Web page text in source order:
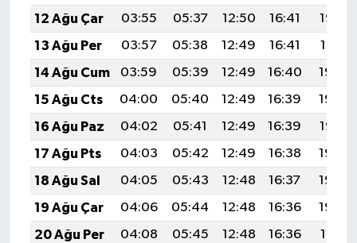
12 Ağu Çar
03:55 05:37 12:50 16:41
19:52
13 Ağu Per
03:57 05:38 12:49 16:41
19:51
14 Ağu Cum
03:59 05:39 12:49 16:40
19:50
15 Ağu Cts
04:00 05:40 12:49 16:39
19:48
16 Ağu Paz
04:02 05:41 12:49 16:39
19:47
17 Ağu Pts
04:03 05:42 12:49 16:38
19:45
18 Ağu Sal
04:05 05:43 12:48 16:37
19:44
19 Ağu Çar
04:06 05:44 12:48 16:36
19:42
20 Ağu Per
04:08 05:45 12:48 16:36
19:41